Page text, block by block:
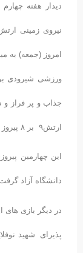
دیدار هفته
ورزشی شیرودی
جذاب و پر فراز و
ارتش۹ بر ۸ پیروز این مسابقه لقب گرفت..
این چهارمین
دانشگاه آزاد گرفت و با ۸ امتیاز به تنهایی در صدر
در دیگر بازی های
پذیرای شهید